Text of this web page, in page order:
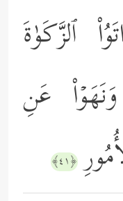
ٱلزَّكَوٰةَ
وَنَهَوۡاْ عَنِ
﴿٤١﴾